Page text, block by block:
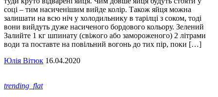
соці – тим насиченішим вийде колір. Також яйця можна
залишати на всю ніч у холодильнику в тарілці з соком, тоді
вони вийдуть дуже насиченого бордового кольору. Зелений
Залийте 1 кг шпинату (свіжого або замороженого) 2 літрами
води та поставте на повільний вогонь до тих пір, поки […]
Юлія Вітюк 16.04.2020
trending_flat